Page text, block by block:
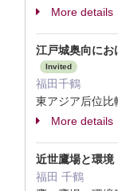
More details
江戸城奥向に
Invited
福田千鶴
東アジア后位
More details
近世鷹場と環境
福田 千鶴